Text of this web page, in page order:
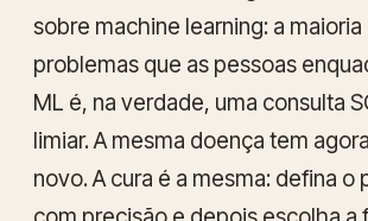
sobre machine learning: a
problemas que as pessoas
ML é, na verdade, uma consulta
limiar. A mesma doença tem
novo. A cura é a mesma: defina o